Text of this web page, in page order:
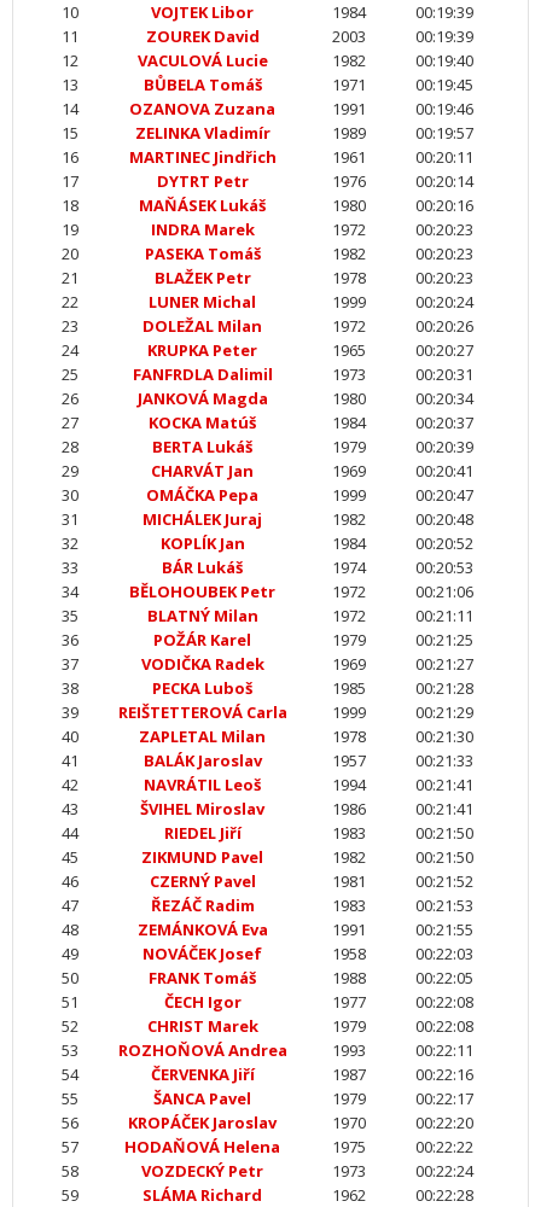
10
VOJTEK Libor 1984
00:19:39
11
ZOUREK David 2003
00:19:39
12
VACULOVÁ Lucie 1982
00:19:40
13
BŮBELA Tomáš 1971
00:19:45
14
OZANOVA Zuzana 1991
00:19:46
15
ZELINKA Vladimír 1989
00:19:57
16
MARTINEC Jindřich 1961
00:20:11
17
DYTRT Petr 1976
00:20:14
18
MAŇÁSEK Lukáš 1980
00:20:16
19
INDRA Marek 1972
00:20:23
20
PASEKA Tomáš 1982
00:20:23
21
BLAŽEK Petr 1978
00:20:23
22
LUNER Michal 1999
00:20:24
23
DOLEŽAL Milan 1972
00:20:26
24
KRUPKA Peter 1965
00:20:27
25
FANFRDLA Dalimil 1973
00:20:31
26
JANKOVÁ Magda 1980
00:20:34
27
KOCKA Matúš 1984
00:20:37
28
BERTA Lukáš 1979
00:20:39
29
CHARVÁT Jan 1969
00:20:41
30
OMÁČKA Pepa 1999
00:20:47
31
MICHÁLEK Juraj 1982
00:20:48
32
KOPLÍK Jan 1984
00:20:52
33
BÁR Lukáš 1974
00:20:53
34
BĚLOHOUBEK Petr 1972
00:21:06
35
BLATNÝ Milan 1972
00:21:11
36
POŽÁR Karel 1979
00:21:25
37
VODIČKA Radek 1969
00:21:27
38
PECKA Luboš 1985
00:21:28
39
REIŠTETTEROVÁ Carla 1999
00:21:29
40
ZAPLETAL Milan 1978
00:21:30
41
BALÁK Jaroslav 1957
00:21:33
42
NAVRÁTIL Leoš 1994
00:21:41
43
ŠVIHEL Miroslav 1986
00:21:41
44
RIEDEL Jiří 1983
00:21:50
45
ZIKMUND Pavel 1982
00:21:50
46
CZERNÝ Pavel 1981
00:21:52
47
ŘEZÁČ Radim 1983
00:21:53
48
ZEMÁNKOVÁ Eva 1991
00:21:55
49
NOVÁČEK Josef 1958
00:22:03
50
FRANK Tomáš 1988
00:22:05
51
ČECH Igor 1977
00:22:08
52
CHRIST Marek 1979
00:22:08
53
ROZHOŇOVÁ Andrea 1993
00:22:11
54
ČERVENKA Jiří 1987
00:22:16
55
ŠANCA Pavel 1979
00:22:17
56
KROPÁČEK Jaroslav 1970
00:22:20
57
HODAŇOVÁ Helena 1975
00:22:22
58
VOZDECKÝ Petr 1973
00:22:24
59
SLÁMA Richard 1962
00:22:28